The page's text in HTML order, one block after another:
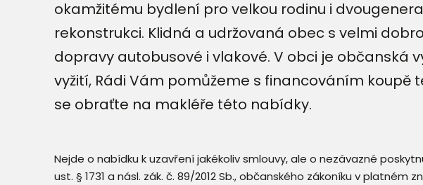
okamžitému bydlení pro velkou rodinu i
rekonstrukci. Klidná a udržovaná obec s velmi
dopravy autobusové i vlakové. V obci je občanská
vyžití, Rádi Vám pomůžeme s financováním
se obraťte na makléře této nabídky.
Nejde o nabídku k uzavření jakékoliv smlouvy, ale o nezávazné
ust. § 1731 a násl. zák. č. 89/2012 Sb., občanského zákoníku v